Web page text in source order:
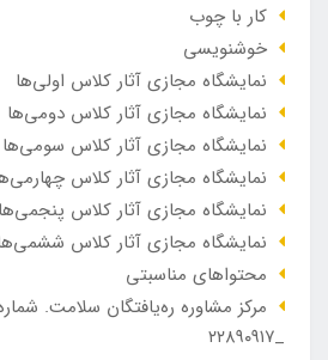
کار با چوب
خوشنویسی
نمایشگاه مجازی آثار کلاس اولی‌ها
نمایشگاه مجازی آثار کلاس دومی‌ها
نمایشگاه مجازی آثار کلاس سومی‌ها
نمایشگاه مجازی آثار کلاس
نمایشگاه مجازی آثار کلاس پنجمی‌ها
نمایشگاه مجازی آثار کلاس
محتواهای مناسبتی
_۲۲۸۹۰۹۱۷